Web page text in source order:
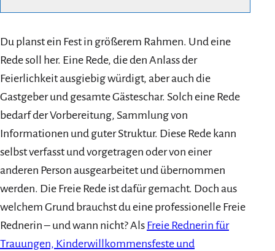
Du planst ein Fest in größerem Rahmen. Und eine
Rede soll her. Eine Rede, die den Anlass der
Feierlichkeit ausgiebig würdigt, aber auch die
Gastgeber und gesamte Gästeschar. Solch eine Rede
bedarf der Vorbereitung, Sammlung von
Informationen und guter Struktur. Diese Rede kann
selbst verfasst und vorgetragen oder von einer
anderen Person ausgearbeitet und übernommen
werden. Die Freie Rede ist dafür gemacht. Doch aus
welchem Grund brauchst du eine professionelle Freie
Rednerin – und wann nicht? Als Freie Rednerin für
Trauungen, Kinderwillkommensfeste und